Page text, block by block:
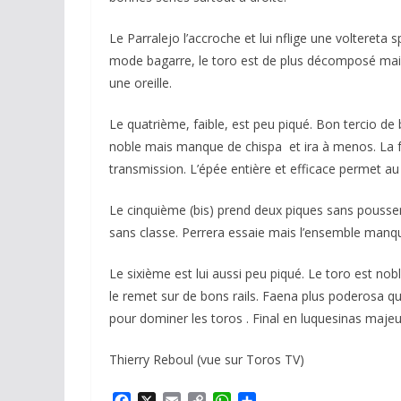
Le Parralejo l’accroche et lui nflige une voltereta
mode bagarre, le toro est de plus décomposé
une oreille.
Le quatrième, faible, est peu piqué. Bon tercio
noble mais manque de chispa et ira à menos.
transmission. L’épée entière et efficace permet
Le cinquième (bis) prend deux piques sans
sans classe. Perrera essaie mais l’ensemble
Le sixième est lui aussi peu piqué. Le toro est
le remet sur de bons rails. Faena plus poderosa
pour dominer les toros . Final en luquesinas
Thierry Reboul (vue sur Toros TV)